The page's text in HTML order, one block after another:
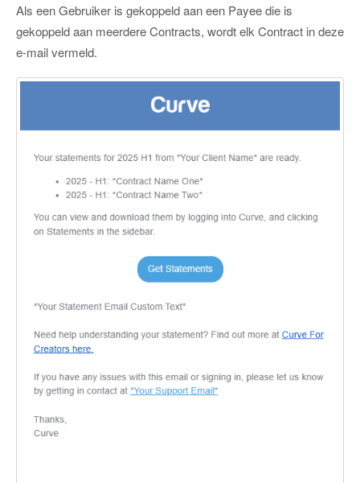
Als een Gebruiker is gekoppeld aan een Payee die is
gekoppeld aan meerdere Contracts, wordt elk Contract in deze
e-mail vermeld.